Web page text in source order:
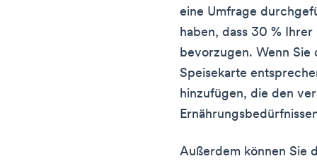
eine Umfrage
haben, dass 30 %
bevorzugen. Wenn Sie
Speisekarte
hinzufügen, die den
Außerdem können Sie